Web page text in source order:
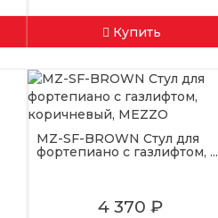
Купить
MZ-SF-BROWN Стул для
фортепиано с газлифтом, ...
4 370 ₽